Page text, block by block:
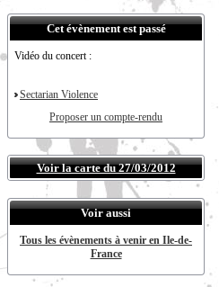
Cet évènement est passé
Vidéo du concert :
Sectarian Violence
Proposer un compte-rendu
Voir la carte du 27/03/2012
Voir aussi
Tous les évènements à venir en Ile-de-
France